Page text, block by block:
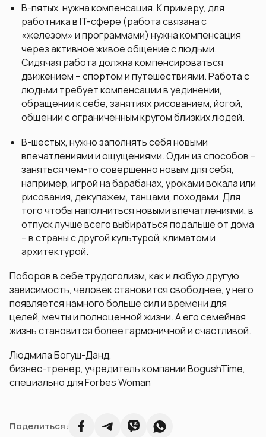
В-пятых, нужна компенсация. К примеру, для
работника в IT-сфере (работа связана с
«железом» и программами) нужна компенсация
через активное живое общение с людьми.
Сидячая работа должна компенсироваться
движением – спортом и путешествиями. Работа с
людьми требует компенсации в уединении,
обращении к себе, занятиях рисованием, йогой,
общении с ограниченным кругом близких людей.
В-шестых, нужно заполнять себя новыми
впечатлениями и ощущениями. Один из способов –
заняться чем-то совершенно новым для себя,
например, игрой на барабанах, уроками вокала или
рисования, декупажем, танцами, походами. Для
того чтобы наполниться новыми впечатлениями, в
отпуск лучше всего выбираться подальше от дома
– в страны с другой культурой, климатом и
архитектурой.
Поборов в себе трудоголизм, как и любую другую
зависимость, человек становится свободнее, у него
появляется намного больше сил и времени для
целей, мечты и полноценной жизни. А его семейная
жизнь становится более гармоничной и счастливой.
Людмила Богуш-Данд,
бизнес-тренер, учредитель компании BogushTime,
специально для Forbes Woman
Поделиться: